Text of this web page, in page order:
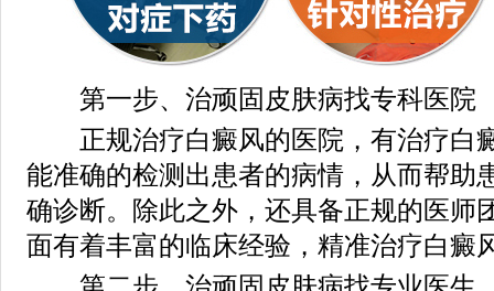
第一步、治顽固皮肤病找专科医院
正规治疗白癜风的医院，有治疗白
能准确的检测出患者的病情，从而帮助
确诊断。除此之外，还具备正规的医师
面有着丰富的临床经验，精准治疗白癜